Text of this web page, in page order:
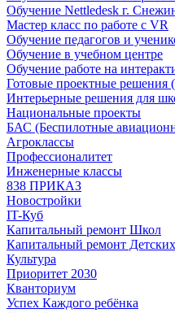
Обучение Nettledesk г.
Мастер класс по работе с VR
Обучение педагогов и
Обучение в учебном центре
Обучение работе на
Готовые проектные решения
Интерьерные решения для
Национальные проекты
БАС (Беспилотные
Агроклассы
Профессионалитет
Инженерные классы
838 ПРИКАЗ
Новостройки
IT-Куб
Капитальный ремонт Школ
Капитальный ремонт
Культура
Приоритет 2030
Кванториум
Успех Каждого ребёнка